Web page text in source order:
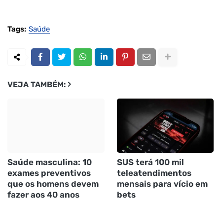
Tags: Saúde
VEJA TAMBÉM:
Saúde masculina: 10
exames preventivos
que os homens devem
fazer aos 40 anos
SUS terá 100 mil
teleatendimentos
mensais para vício em
bets